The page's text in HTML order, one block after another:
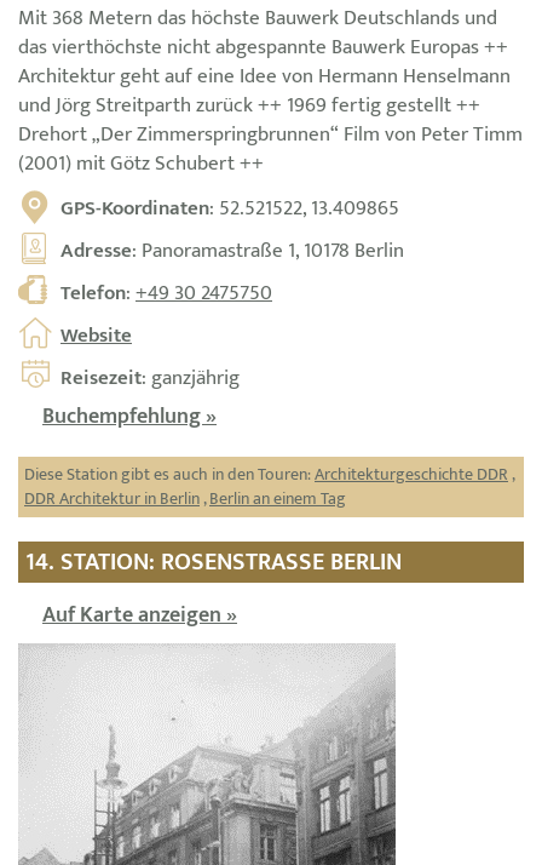
Mit 368 Metern das höchste Bauwerk Deutschlands und
das vierthöchste nicht abgespannte Bauwerk Europas ++
Architektur geht auf eine Idee von Hermann Henselmann
und Jörg Streitparth zurück ++ 1969 fertig gestellt ++
Drehort „Der Zimmerspringbrunnen“ Film von Peter Timm
(2001) mit Götz Schubert ++
GPS-Koordinaten: 52.521522, 13.409865
Adresse: Panoramastraße 1, 10178 Berlin
Telefon:+49 30 2475750
Website
Reisezeit: ganzjährig
Buchempfehlung »
Diese Station gibt es auch in den Touren:Architekturgeschichte DDR,
DDR Architektur in Berlin,Berlin an einem Tag
14. STATION: ROSENSTRASSE BERLIN
Auf Karte anzeigen »